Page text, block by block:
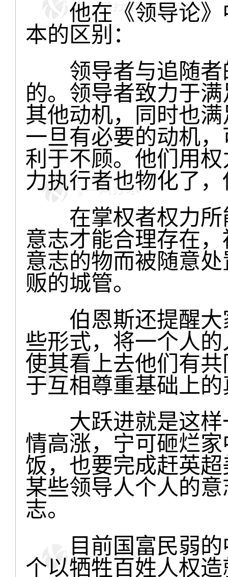
他在《领导论》
本的区别：
领导者与追随者
的。领导者致力于
其他动机，同时也
一旦有必要的动机
利于不顾。他们用
力执行者也物化了
在掌权者权力所
意志才能合理存在
意志的物而被随意
贩的城管。
伯恩斯还提醒大
些形式，将一个人
使其看上去他们有
于互相尊重基础上
大跃进就是这样
情高涨，宁可砸烂
饭，也要完成赶英
某些领导人个人的
志。
目前国富民弱的
个以牺牲百姓人权